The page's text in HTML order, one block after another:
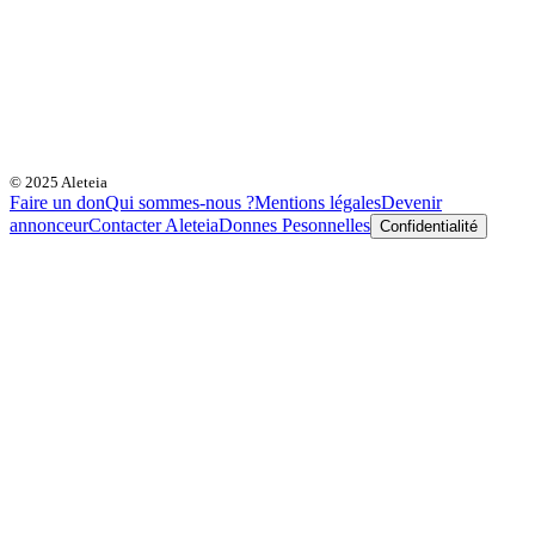
© 2025 Aleteia
Faire un donQui sommes-nous ?Mentions légalesDevenir
annonceurContacter AleteiaDonnes Pesonnelles Confidentialité